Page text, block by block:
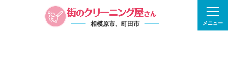
相模原市、町田市 メニュー